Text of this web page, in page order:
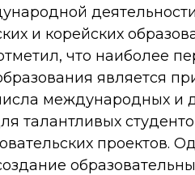
и корейских
что наиболее
является
международных и
талантливых
проектов.